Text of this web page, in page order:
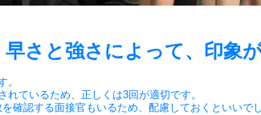
さと強さによって、印象が
。
れているため、正しくは3回が適切です。
確認する面接官もいるため、配慮しておくといいでし